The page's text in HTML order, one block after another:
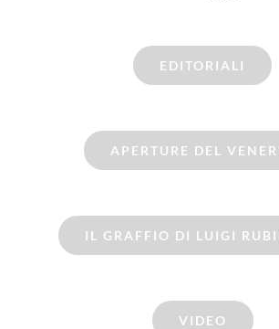
EDITORIALI
APERTURE DEL
IL GRAFFIO DI LUIGI
VIDEO